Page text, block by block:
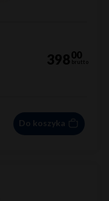
39800
brutto
Do koszyka